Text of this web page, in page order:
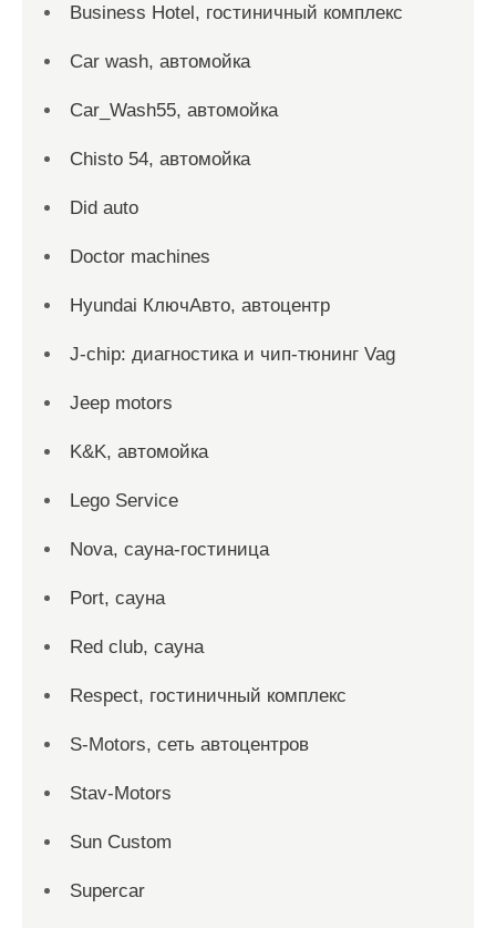
Business Hotel, гостиничный комплекс
Car wash, автомойка
Car_Wash55, автомойка
Chisto 54, автомойка
Did auto
Doctor machines
Hyundai КлючАвто, автоцентр
J-chip: диагностика и чип-тюнинг Vag
Jeep motors
K&K, автомойка
Lego Service
Nova, сауна-гостиница
Port, сауна
Red сlub, сауна
Respect, гостиничный комплекс
S-Motors, сеть автоцентров
Stav-Motors
Sun Custom
Supercar